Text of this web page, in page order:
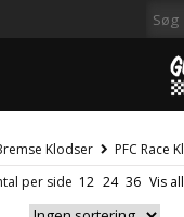
Klodser PFC Race
per side